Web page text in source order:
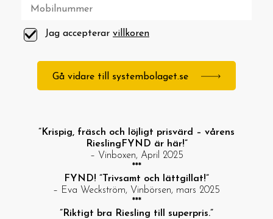
Jag accepterar villkoren
Gå vidare till systembolaget.se
”Krispig, fräsch och löjligt prisvärd – vårens
RieslingFYND är här!”
– Vinboxen, April 2025
***
FYND! ”Trivsamt och lättgillat!”
– Eva Weckström, Vinbörsen, mars 2025
***
”Riktigt bra Riesling till superpris.”